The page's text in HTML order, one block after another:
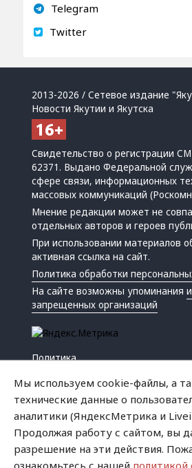
Telegram
Twitter
2013-2026 / Сетевое издание
Новости Якутии и Якутска
Свидетельство о регистрации
62371. Выдано Федеральной
сфере связи, информационных
массовых коммуникаций
Мнение редакции может не
отдельных авторов и героев
При использовании материалов
активная ссылка на сайт.
Политика обработки
На сайте возможны упоминания
запрещенных организаций
Политика
Криминал
Мы используем cookie-файлы, а
технические данные о
аналитики (ЯндексМетрика и
Продолжая работу с сайтом, вы
разрешение на эти действия.
ознакомьтесь с нашей политикой